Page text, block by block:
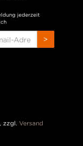
jederzeit
>
zzgl. Versand